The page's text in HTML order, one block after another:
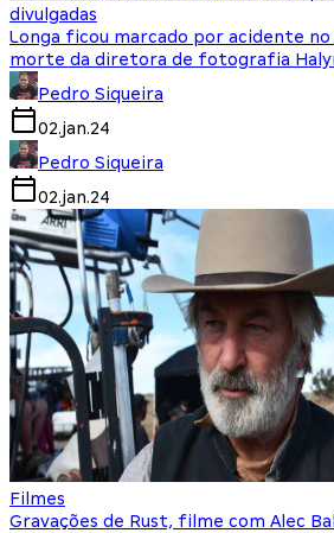
divulgadas
Longa ficou marcado por acidente no
morte da diretora de fotografia
Pedro Siqueira
02.jan.24
Pedro Siqueira
02.jan.24
Filmes
Gravações de Rust, filme com Alec